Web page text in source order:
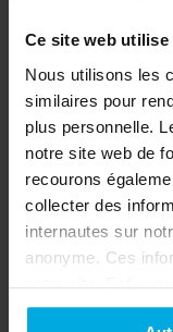
Ce site web utilise
Nous utilisons les
similaires pour
plus personnelle.
notre site web de
recourons
collecter des
internautes sur
anonyme. Ces
notre site. Enfin,
pour nous assurer
Une
de
Une entreprise
par un état